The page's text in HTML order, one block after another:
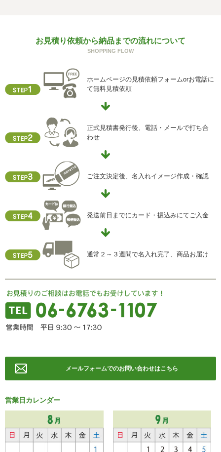
ご本人からの求めにより、当社が保有する保有個人データ
に関する開示、利用目的の通知、内容の訂正・追加または
供記録の開示(以下、開示等という)に応じます。
開示等に応ずる窓口は、下記「当社の個人情報の取扱いに
関する苦情、相談等の問合せ先」を参照してください。
クッキーやウェブビーコン等を用いるなどして、本人が容
易に認識できない方法による個人情報の取得を行っており
ません。
i) 個人情報保護方針
当社ホームページの個人情報保護方針をご覧下さい
住所 ：大阪市中央区瓦屋町2-13-5
TEL ： 06-6763-5415
FAX ： 06-6763-0829
お見積り依頼から納品までの流れについて
SHOPPING FLOW
ホームページの見積依頼フォームorお電話に
て無料見積依頼
正式見積書発行後、電話・メールで打ち合
わせ
ご注文決定後、名入れイメージ作成・確認
発送前日までにカード・振込みにてご入金
通常２～３週間で名入れ完了、商品お届け
メールフォームでのお問い合わせはこちら
営業日カレンダー